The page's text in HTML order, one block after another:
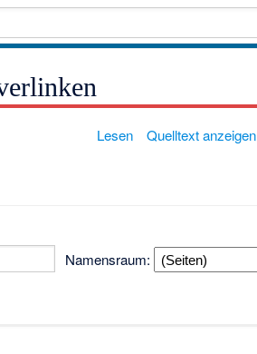
Lesen Quelltext anzeigen
Namensraum: